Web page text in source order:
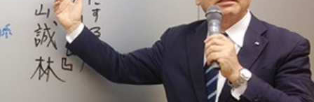
漢字の語源
漢字の歴史